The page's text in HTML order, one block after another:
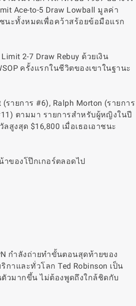
Ace-to-5 Draw Lowball มูลค่า
ชนะทั้งหมดเพื่อคว้าสร้อยข้อมือแรก
2-7 Draw Rebuy ด้วยเงิน
ครั้งแรกในชีวิตของเขาในฐานะ
รายการ #6), Ralph Morton (รายการ
ตามมา รายการสำหรับผู้หญิงในปี
สูงสุด $16,800 เมื่อเธอเอาชนะ
ของโป๊กเกอร์ตลอดไป
กำลังถ่ายทำขั้นตอนสุดท้ายของ
าและทั่วโลก Ted Robinson เป็น
วมากขึ้น ไม่ต้องพูดถึงใกล้ชิดกับ